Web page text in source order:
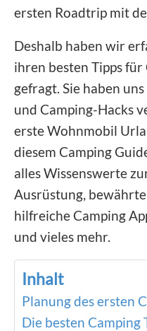
ersten Roadtrip mit
Deshalb haben wir
ihren besten Tipps
gefragt. Sie haben
und Camping-Hacks
erste Wohnmobil
diesem Camping
alles Wissenswerte
Ausrüstung,
hilfreiche Camping
und vieles mehr.
Inhalt
Planung des ersten
Die besten Camping